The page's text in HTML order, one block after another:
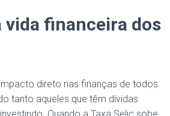
vida financeira dos
direto nas finanças de todos
tanto aqueles que têm dívidas